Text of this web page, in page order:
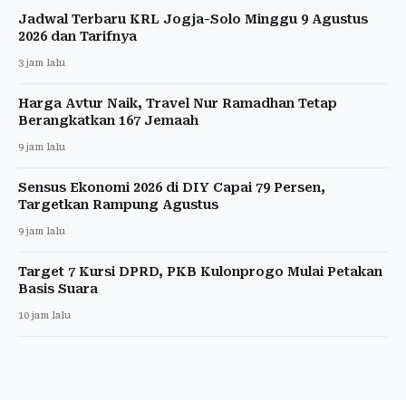
Jadwal Terbaru KRL Jogja-Solo Minggu 9 Agustus
2026 dan Tarifnya
3 jam lalu
Harga Avtur Naik, Travel Nur Ramadhan Tetap
Berangkatkan 167 Jemaah
9 jam lalu
Sensus Ekonomi 2026 di DIY Capai 79 Persen,
Targetkan Rampung Agustus
9 jam lalu
Target 7 Kursi DPRD, PKB Kulonprogo Mulai Petakan
Basis Suara
10 jam lalu